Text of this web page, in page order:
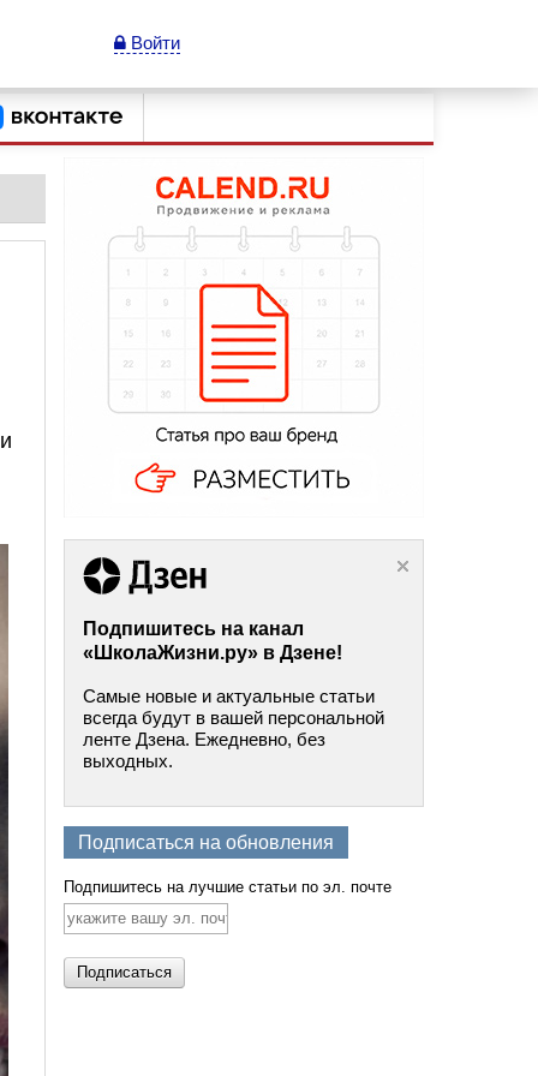
Войти
Подпишитесь на канал
«ШколаЖизни.ру» в Дзене!
Самые новые и актуальные статьи
всегда будут в вашей персональной
ленте Дзена. Ежедневно, без
выходных.
Подписаться на обновления
Подпишитесь на лучшие статьи по эл. почте